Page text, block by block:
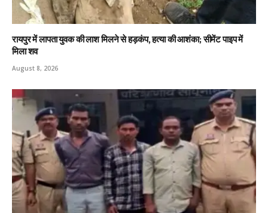
रायपुर में लापता युवक की लाश मिलने से हड़कंप, हत्या की आशंका; सीमेंट पाइप में
मिला शव
August 8, 2026